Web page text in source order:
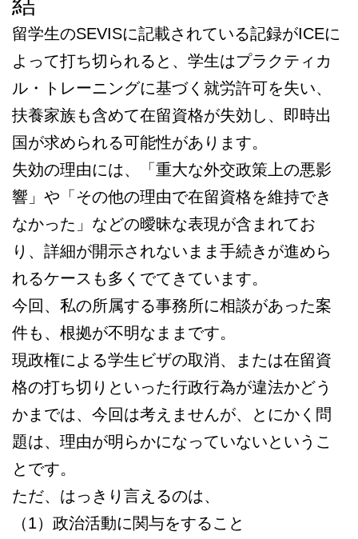
留学生のSEVISに記載されている記録がICEに
よって打ち切られると、学生はプラクティカ
ル・トレーニングに基づく就労許可を失い、
扶養家族も含めて在留資格が失効し、即時出
国が求められる可能性があります。
失効の理由には、「重大な外交政策上の悪影
響」や「その他の理由で在留資格を維持でき
なかった」などの曖昧な表現が含まれてお
り、詳細が開示されないまま手続きが進めら
れるケースも多くでてきています。
今回、私の所属する事務所に相談があった案
件も、根拠が不明なままです。
現政権による学生ビザの取消、または在留資
格の打ち切りといった行政行為が違法かどう
かまでは、今回は考えませんが、とにかく問
題は、理由が明らかになっていないというこ
とです。
ただ、はっきり言えるのは、
（1）政治活動に関与をすること